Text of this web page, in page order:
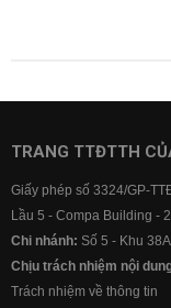
TRANG TTĐTTH
Giấy phép số 3324/GP-
Lầu 5 - Compa Building -
Chi nhánh: Số 5 - Khu
Chịu trách nhiệm nội
Trách nhiệm về thông tin